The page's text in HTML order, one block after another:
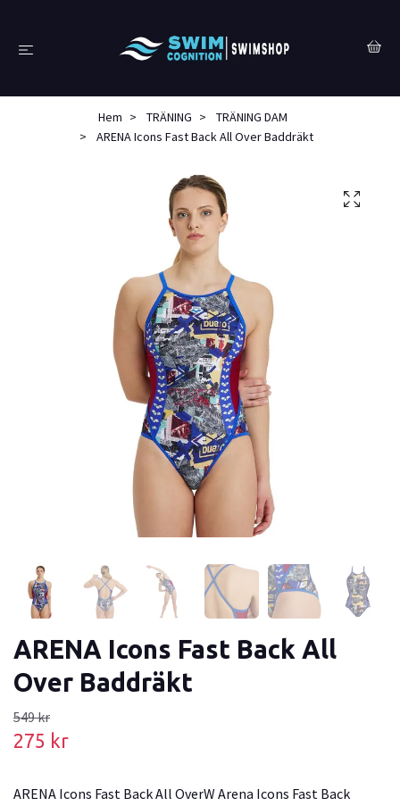
Hem TRÄNING
TRÄNING DAM
ARENA Icons Fast Back All Over Baddräkt
ARENA Icons Fast Back All
Over Baddräkt
549 kr
275 kr
ARENA Icons Fast Back All OverW Arena Icons Fast Back